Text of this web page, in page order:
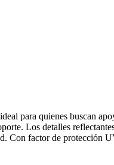
para quienes buscan
Los detalles
Con factor de protección